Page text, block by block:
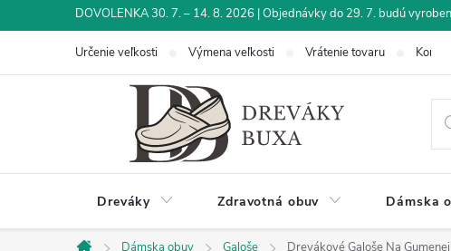
na
DOVOLENKA 30. 7. – 14. 8. 2026 | Objednávky do 29. 7. budú
Určenie veľkosti Výmena veľkosti Vrátenie tovaru Kontakt
Dreváky Zdravotná obuv Dámska
Dámska obuv Galoše Drevákové Galoše Na